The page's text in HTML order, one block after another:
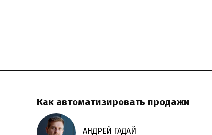
Как автоматизировать продажи
АНДРЕЙ ГАДАЙ